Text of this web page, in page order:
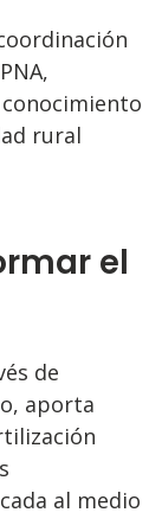
rural
el
de
aporta
al medio